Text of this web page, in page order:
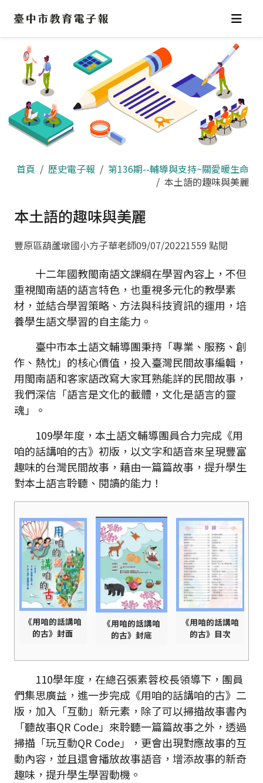
區
首頁 歷史電子報
第136期--輔導與支持~關愛暖生命
本土語的趣味與美麗
本土語的趣味與美麗
豐原區葫蘆墩國小方子華老師09/07/20221559 點閱
十二年國教閩南語文課綱在學習內容上，不但
重視閩南語的語言特色，也重視多元化的教學素
材，並結合學習策略、方法與科技資訊的運用，培
養學生語文學習的自主能力。
臺中市本土語文輔導團秉持「專業、服務、創
作、熱忱」的核心價值，投入臺灣民間故事編輯，
用閩南語和客家語改寫大家耳熟能詳的民間故事，
我們深信「語言是文化的載體，文化是語言的靈
魂」。
109學年度，本土語文輔導團員合力完成《用
咱的話講咱的古》初版，以文字和語音來呈現豐富
趣味的台灣民間故事，藉由一篇篇故事，提升學生
對本土語言聆聽、閱讀的能力！
《用咱的話講咱
的古》封面
《用咱的話講咱
的古》封底
《用咱的話講咱
的古》目次
110學年度，在總召張素蓉校長領導下，團員
們集思廣益，進一步完成《用咱的話講咱的古》二
版，加入「互動」新元素，除了可以掃描故事書內
「聽故事QR Code」來聆聽一篇篇故事之外，透過
掃描「玩互動QR Code」，更會出現對應故事的互
動內容，並且還會播放故事語音，增添故事的新奇
趣味，提升學生學習動機。